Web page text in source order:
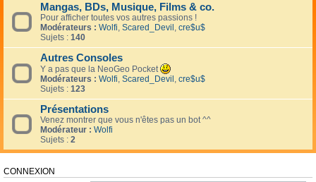
Mangas, BDs, Musique, Films & co.
Pour afficher toutes vos autres passions !
Modérateurs : Wolfi, Scared_Devil, cre$u$
Sujets : 140
Autres Consoles
Y a pas que la NeoGeo Pocket
Modérateurs : Wolfi, Scared_Devil, cre$u$
Sujets : 123
Présentations
Venez montrer que vous n'êtes pas un bot ^^
Modérateur : Wolfi
Sujets : 2
CONNEXION